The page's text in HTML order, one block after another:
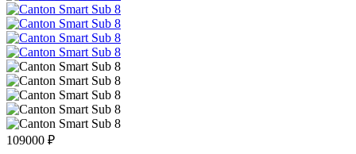
109000 ₽